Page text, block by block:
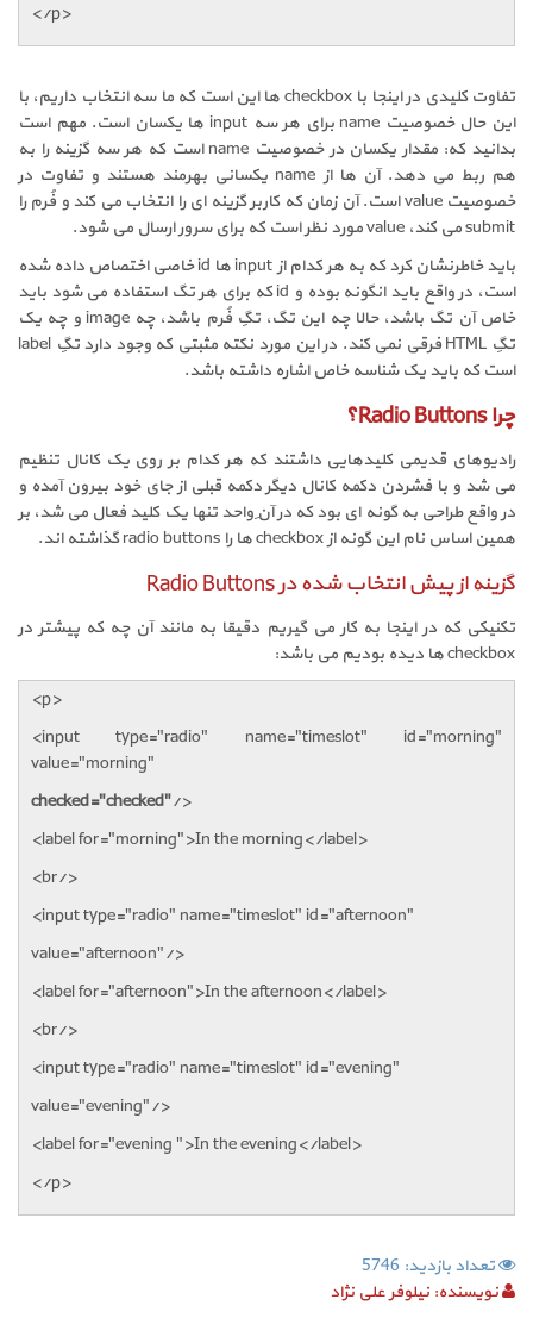
</p>
تفاوت کلیدی در اینجا باcheckboxها این است که ما سه انتخاب داریم، با
این حال خصوصیت name برای هر سهinput ها یکسان است. مهم است
بدانید که: مقدار یکسان در خصوصیت nameاست که هر سه گزینه را به
هم ربط می دهد. آن ها از name یکسانی بهرمند هستند و تفاوت در
خصوصیتvalueاست. آن زمان که کاربر گزینه ای را انتخاب می کند و فُرم را
submitمی کند، valueمورد نظر است که برای سرور ارسال می شود.
باید خاطرنشان کرد که به هر کدام از inputها idخاصی اختصاص داده شده
است، در واقع باید انگونه بوده و idکه برای هر تگ استفاده می شود باید
خاص آن تگ باشد، حالا چه این تگ، تگِ فُرم باشد، چهimageو چه یک
تگِ HTMLفرقی نمی کند. در این مورد نکته مثبتی که وجود دارد تگِ label
است که باید یک شناسه خاص اشاره داشته باشد.
چراRadio Buttons؟
رادیوهای قدیمی کلیدهایی داشتند که هر کدام بر روی یک کانال تنظیم
می شد و با فشردن دکمه کانال دیگر دکمه قبلی از جای خود بیرون آمده و
در واقع طراحی به گونه ای بود که در آنِ واحد تنها یک کلید فعال می شد، بر
همین اساس نام این گونه ازcheckboxها را radio buttonsگذاشته اند.
گزینه از پیش انتخاب شده در Radio Buttons
تکنیکی که در اینجا به کار می گیریم دقیقا به مانند آن چه که پیشتر در
checkboxها دیده بودیم می باشد:
<p>
<input type="radio" name="timeslot" id="morning"
value="morning"
checked="checked"/>
<label for="morning">In the morning</label>
<br/>
<input type="radio" name="timeslot" id="afternoon"
value="afternoon"/>
<label for="afternoon">In the afternoon</label>
<br/>
<input type="radio" name="timeslot" id="evening"
value="evening"/>
<label for="evening ">In the evening</label>
</p>
تعداد بازدید: 5746
نویسنده: نیلوفر علی نژاد